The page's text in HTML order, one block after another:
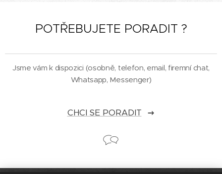
POTŘEBUJETE PORADIT ?
Jsme vám k dispozici (osobně, telefon, email, firemní chat,
Whatsapp, Messenger)
CHCI SE PORADIT